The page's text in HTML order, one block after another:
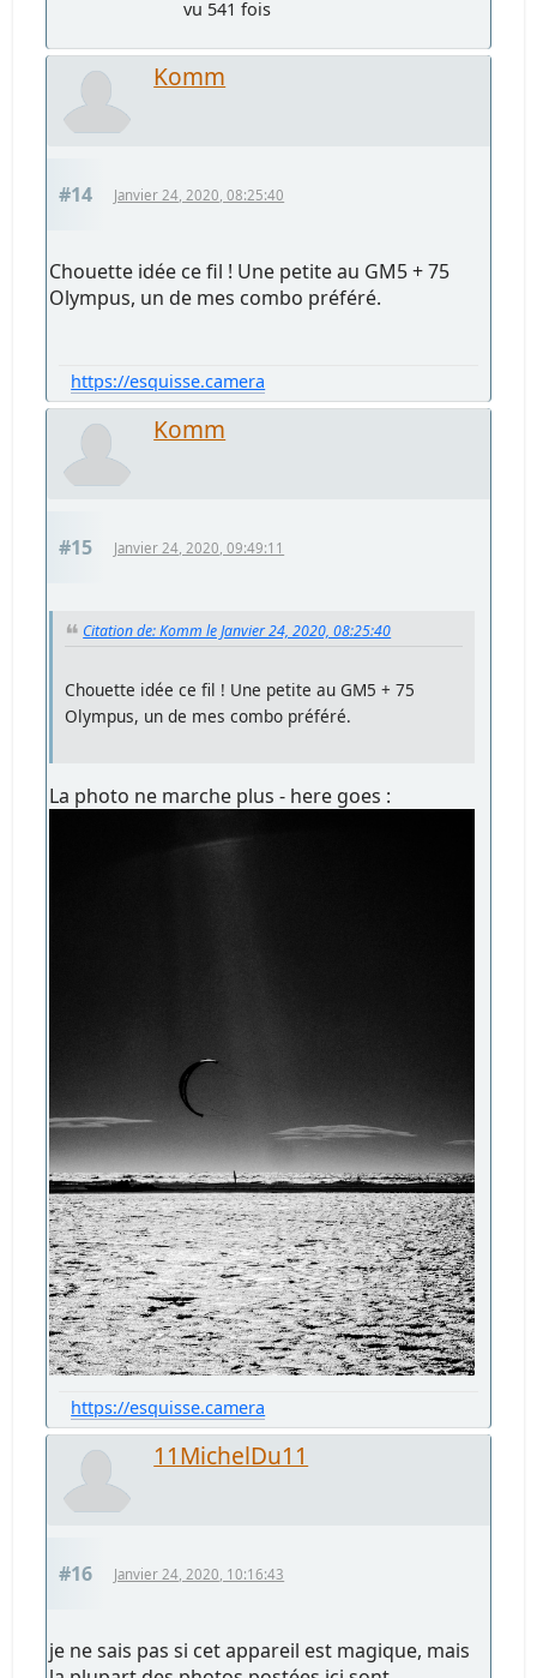
vu 541 fois
Komm
#14 Janvier 24, 2020, 08:25:40
Chouette idée ce fil ! Une petite au GM5 + 75
Olympus, un de mes combo préféré.
https://esquisse.camera
Komm
#15 Janvier 24, 2020, 09:49:11
Citation de: Komm le Janvier 24, 2020, 08:25:40
Chouette idée ce fil ! Une petite au GM5 + 75
Olympus, un de mes combo préféré.
La photo ne marche plus - here goes :
https://esquisse.camera
11MichelDu11
#16 Janvier 24, 2020, 10:16:43
je ne sais pas si cet appareil est magique, mais